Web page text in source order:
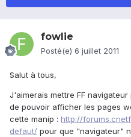
fowlie
Posté(e) 6 juillet 2011
Salut à tous,
J'aimerais mettre FF
de pouvoir afficher les pages
cette manip : http://
defaut/ pour que "navigateur"